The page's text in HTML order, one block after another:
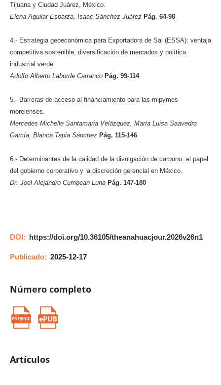
Tijuana y Ciudad Juárez, México.
Elena Aguilar Esparza, Isaac Sánchez-Juárez Pág. 64-98
4.- Estrategia geoeconómica para Exportadora de Sal (ESSA): ventaja
competitiva sostenible, diversificación de mercados y política
industrial verde.
Adolfo Alberto Laborde Carranco Pág. 99-114
5.- Barreras de acceso al financiamiento para las mipymes
morelenses.
Mercedes Michelle Santamaria Velázquez, María Luisa Saavedra
García, Blanca Tapia Sánchez Pág. 115-146
6.- Determinantes de la calidad de la divulgación de carbono: el papel
del gobierno corporativo y la discreción gerencial en México.
Dr. Joel Alejandro Cumpean Luna Pág. 147-180
DOI: https://doi.org/10.36105/theanahuacjour.2026v26n1
Publicado: 2025-12-17
Número completo
Artículos